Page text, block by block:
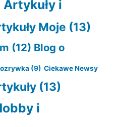
Artykuły i
Moje (13)
(12) Blog o
(9) Ciekawe Newsy
(13)
i